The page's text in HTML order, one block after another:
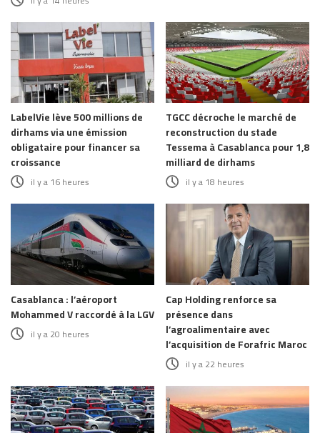
LabelVie lève 500 millions de
dirhams via une émission
obligataire pour financer sa
croissance
il y a 16 heures
TGCC décroche le marché de
reconstruction du stade
Tessema à Casablanca pour 1,8
milliard de dirhams
il y a 18 heures
Casablanca : l’aéroport
Mohammed V raccordé à la LGV
il y a 20 heures
Cap Holding renforce sa
présence dans
l’agroalimentaire avec
l’acquisition de Forafric Maroc
il y a 22 heures